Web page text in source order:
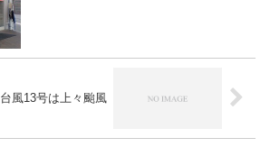
台風13号は上々颱風